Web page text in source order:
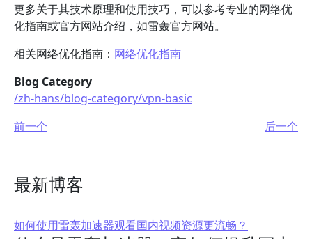
更多关于其技术原理和使用技巧，可以参考专业的网络优
化指南或官方网站介绍，如雷轰官方网站。
相关网络优化指南： 网络优化指南
Blog Category
/zh-hans/blog-category/vpn-basic
前一个
后一个
最新博客
如何使用雷轰加速器观看国内视频资源更流畅？